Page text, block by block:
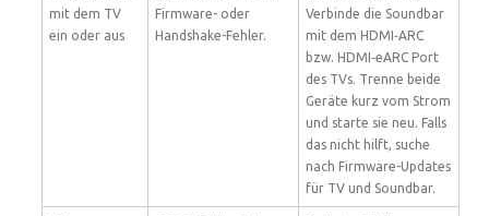
mit dem TV
ein oder aus
Firmware- oder
Handshake-Fehler.
Verbinde die Soundbar
mit dem HDMI‑ARC
bzw. HDMI‑eARC Port
des TVs. Trenne beide
Geräte kurz vom Strom
und starte sie neu. Falls
das nicht hilft, suche
nach Firmware-Updates
für TV und Soundbar.